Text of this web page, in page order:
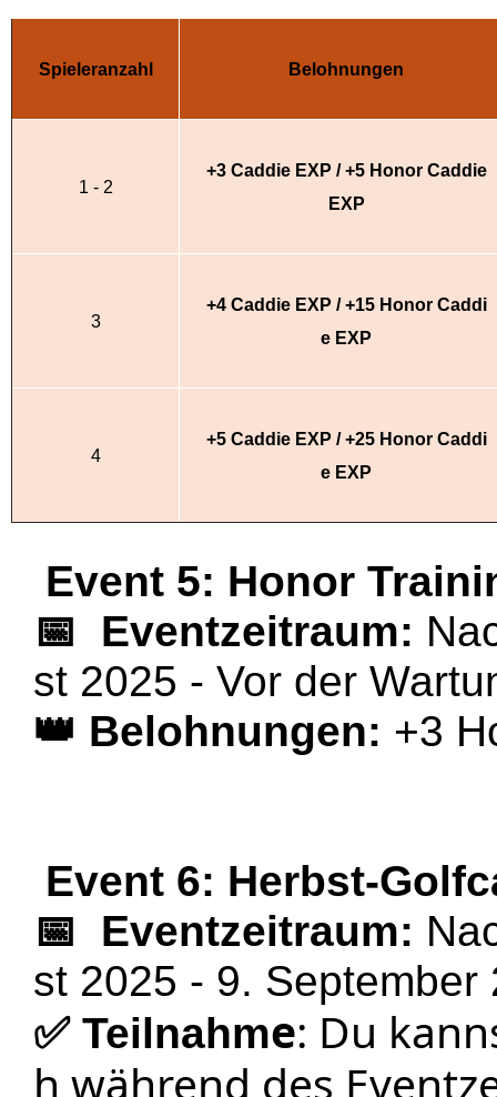
Spieleranzahl Belohnungen
1 - 2
+3 Caddie EXP / +5 Honor Caddie
EXP
3
+4 Caddie EXP / +15 Honor Caddi
e EXP
4
+5 Caddie EXP / +25 Honor Caddi
e EXP
Event 5: Honor
📅
Eventzeitraum:
st 2025 - Vor der
👑 Belohnungen: +3
Event 6: Herbst-
📅
Eventzeitraum:
st 2025 - 9. September
✅Teilnahme: Du
h während des